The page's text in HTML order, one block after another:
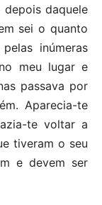
depois daquele
sei o quanto
inúmeras
meu lugar e
passava por
Aparecia-te
te voltar a
tiveram o seu
e devem ser